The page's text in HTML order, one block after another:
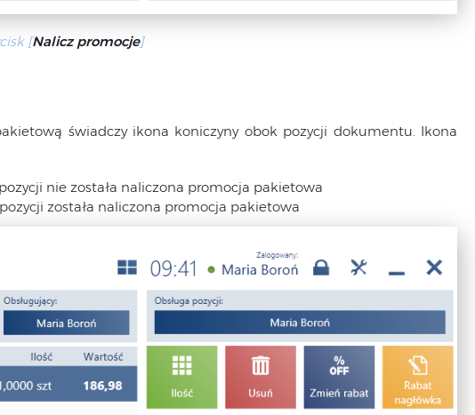
[Nalicz promocje]
świadczy ikona koniczyny obok pozycji dokumentu. Ikona
nie została naliczona promocja pakietowa
została naliczona promocja pakietowa